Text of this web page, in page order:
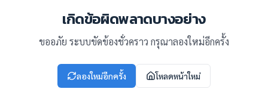
เกิดข้อผิดพลาดบางอย่าง
ขออภัย ระบบขัดข้องชั่วคราว กรุณาลองใหม่อีกครั้ง
ลองใหม่อีกครั้ง โหลดหน้าใหม่